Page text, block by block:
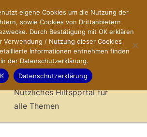
X-Sites.de
–
Hilfsportal
Nützliches Hilfsportal für
alle Themen
eigene Cookies um die Nutzung der
sowie Cookies von Drittanbietern
Durch Bestätigung mit OK erklären
Verwendung / Nutzung dieser Cookies
Informationen entnehmen finden
in der Datenschutzerklärung.
Datenschutzerklärung